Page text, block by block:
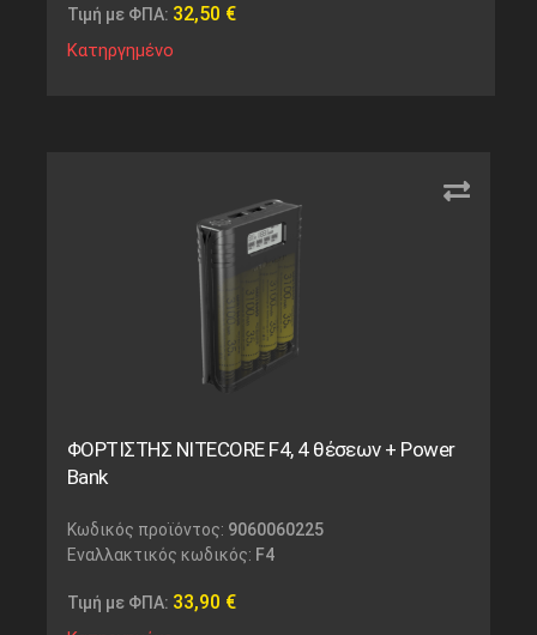
Τιμή με ΦΠΑ: 32,50 €
Κατηργημένο
ΦΟΡΤΙΣΤΗΣ NITECORE F4, 4 θέσεων + Power
Bank
Κωδικός προϊόντος: 9060060225
Εναλλακτικός κωδικός: F4
Τιμή με ΦΠΑ: 33,90 €